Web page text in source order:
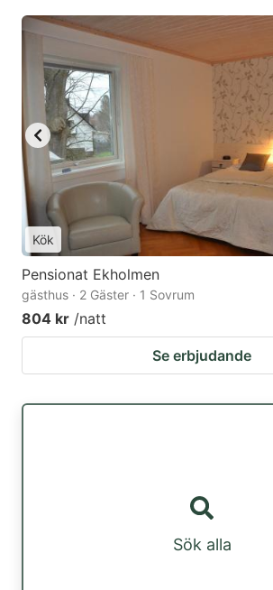
Kök
Pensionat Ekholmen
gästhus · 2 Gäster · 1 Sovrum
804 kr /natt
Se erbjudande
Sök alla